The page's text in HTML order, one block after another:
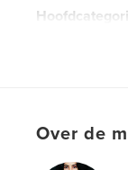
Aanvullende
Datum
TaalEnglish
Over de